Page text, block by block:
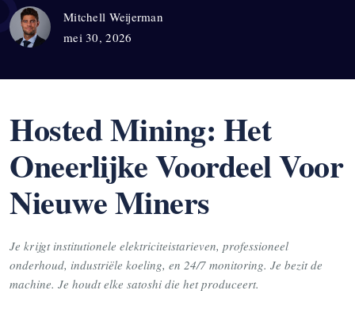
Mitchell Weijerman
mei 30, 2026
Hosted Mining: Het
Oneerlijke Voordeel Voor
Nieuwe Miners
Je krijgt institutionele elektriciteistarieven, professioneel
onderhoud, industriële koeling, en 24/7 monitoring. Je bezit de
machine. Je houdt elke satoshi die het produceert.